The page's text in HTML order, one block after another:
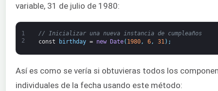
variable, 31 de julio de 1980:
1
2
// Inicializar una nueva instancia de cumpleaños
const
birthday = new Date( 1980, 6, 31 ) ;
Así es como se vería si obtuvieras todos los
individuales de la fecha usando este método: